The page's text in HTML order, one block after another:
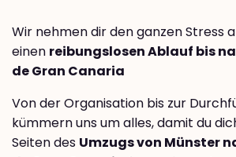
Wir nehmen dir den ganzen Stress
einen reibungslosen Ablauf bis
de Gran Canaria
Von der Organisation bis zur
kümmern uns um alles, damit du
Seiten des Umzugs von Münster